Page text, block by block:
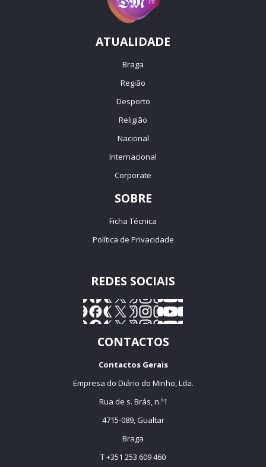
ATUALIDADE
Braga
Região
Desporto
Religião
Nacional
Internacional
Corporate
SOBRE
Ficha Técnica
Política de Privacidade
REDES SOCIAIS
CONTACTOS
Contactos Gerais
Empresa do Diário do Minho, Lda.
Rua de s. Brás, n.º1
4715-089, Gualtar
Braga
T +351 253 609 460